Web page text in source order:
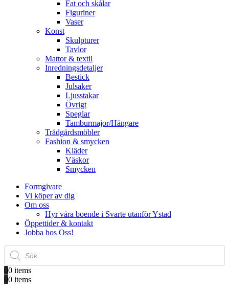
Fat och skålar
Figuriner
Vaser
Konst
Skulpturer
Tavlor
Mattor & textil
Inredningsdetaljer
Bestick
Julsaker
Ljusstakar
Övrigt
Speglar
Tamburmajor/Hängare
Trädgårdsmöbler
Fashion & smycken
Kläder
Väskor
Smycken
Formgivare
Vi köper av dig
Om oss
Hyr våra boende i Svarte utanför Ystad
Öppettider & kontakt
Jobba hos Oss!
Produktsökning
00 items
00 items